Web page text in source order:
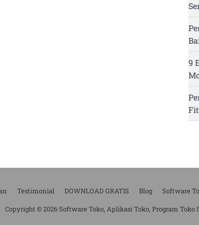
9
Testimonial DOWNLOAD GRATIS Blog
Software
Copyright © 2026 Software Toko, Aplikasi Toko, Program Toko